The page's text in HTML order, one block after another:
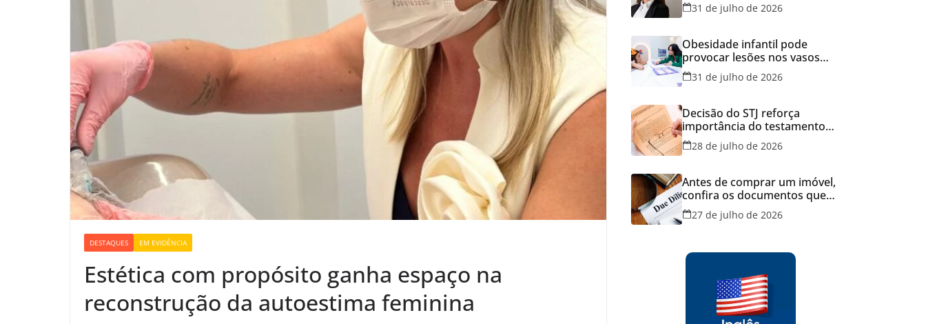
DESTAQUES EM EVIDÊNCIA
Estética com propósito ganha espaço na
reconstrução da autoestima feminina
31 de julho de 2026
Obesidade infantil pode
provocar lesões nos vasos
sanguíneos ainda na infância,
alerta estudo
31 de julho de 2026
Decisão do STJ reforça
importância do testamento
feito em cartório
28 de julho de 2026
Antes de comprar um imóvel,
confira os documentos que
podem evitar prejuízos e
disputas na justiça
27 de julho de 2026